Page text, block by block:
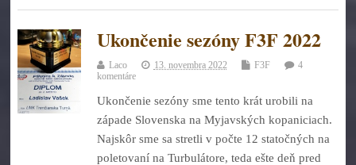
Ukončenie sezóny F3F 2022
Laco 13. novembra 2022 F3F
4
komentáre
Ukončenie sezóny sme tento krát urobili na
západe Slovenska na Myjavských kopaniciach.
Najskôr sme sa stretli v počte 12 statočných na
poletovaní na Turbulátore, teda ešte deň pred